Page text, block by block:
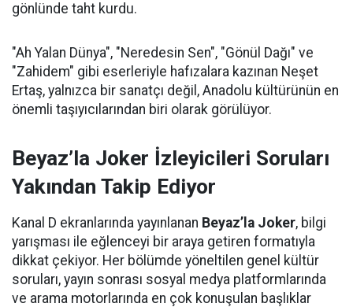
gönlünde taht kurdu.
"Ah Yalan Dünya", "Neredesin Sen", "Gönül Dağı" ve
"Zahidem" gibi eserleriyle hafızalara kazınan Neşet
Ertaş, yalnızca bir sanatçı değil, Anadolu kültürünün en
önemli taşıyıcılarından biri olarak görülüyor.
Beyaz’la Joker İzleyicileri Soruları
Yakından Takip Ediyor
Kanal D ekranlarında yayınlanan Beyaz’la Joker, bilgi
yarışması ile eğlenceyi bir araya getiren formatıyla
dikkat çekiyor. Her bölümde yöneltilen genel kültür
soruları, yayın sonrası sosyal medya platformlarında
ve arama motorlarında en çok konuşulan başlıklar